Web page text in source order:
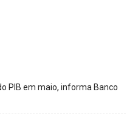
PIB em maio, informa Banco